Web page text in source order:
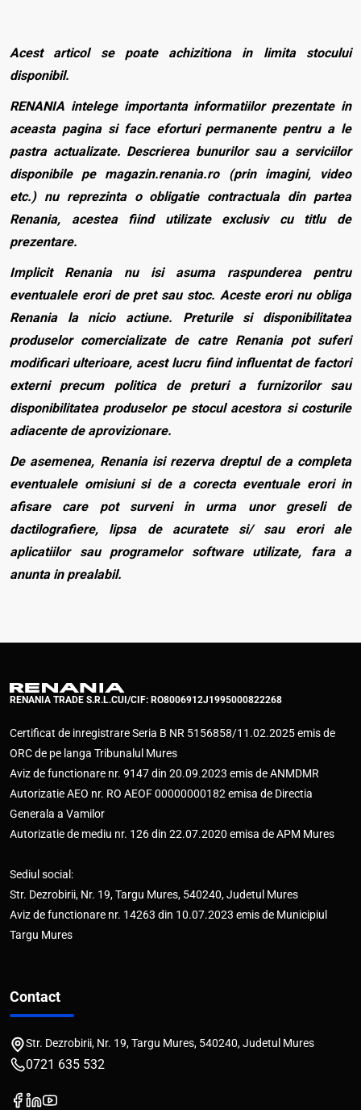
Acest articol se poate achizitiona in limita stocului
disponibil.
RENANIA intelege importanta informatiilor prezentate in
aceasta pagina si face eforturi permanente pentru a le
pastra actualizate. Descrierea bunurilor sau a serviciilor
disponibile pe magazin.renania.ro (prin imagini, video
etc.) nu reprezinta o obligatie contractuala din partea
Renania, acestea fiind utilizate exclusiv cu titlu de
prezentare.
Implicit Renania nu isi asuma raspunderea pentru
eventualele erori de pret sau stoc. Aceste erori nu obliga
Renania la nicio actiune. Preturile si disponibilitatea
produselor comercializate de catre Renania pot suferi
modificari ulterioare, acest lucru fiind influentat de factori
externi precum politica de preturi a furnizorilor sau
disponibilitatea produselor pe stocul acestora si costurile
adiacente de aprovizionare.
De asemenea, Renania isi rezerva dreptul de a completa
eventualele omisiuni si de a corecta eventuale erori in
afisare care pot surveni in urma unor greseli de
dactilografiere, lipsa de acuratete si/ sau erori ale
aplicatiilor sau programelor software utilizate, fara a
anunta in prealabil.
RENANIA TRADE S.R.L.CUI/CIF: RO8006912J1995000822268
Certificat de inregistrare Seria B NR 5156858/11.02.2025 emis de
ORC de pe langa Tribunalul Mures
Aviz de functionare nr. 9147 din 20.09.2023 emis de ANMDMR
Autorizatie AEO nr. RO AEOF 00000000182 emisa de Directia
Generala a Vamilor
Autorizatie de mediu nr. 126 din 22.07.2020 emisa de APM Mures
Sediul social:
Str. Dezrobirii, Nr. 19, Targu Mures, 540240, Judetul Mures
Aviz de functionare nr. 14263 din 10.07.2023 emis de Municipiul
Targu Mures
Contact
Str. Dezrobirii, Nr. 19, Targu Mures, 540240, Judetul Mures
0721 635 532